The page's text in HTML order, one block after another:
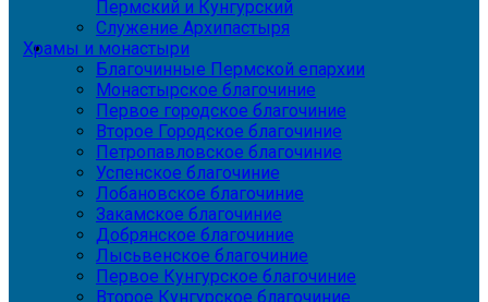
Пермский и Кунгурский
Служение Архипастыря
Храмы и монастыри
Благочинные Пермской епархии
Монастырское благочиние
Первое городское благочиние
Второе Городское благочиние
Петропавловское благочиние
Успенское благочиние
Лобановское благочиние
Закамское благочиние
Добрянское благочиние
Лысьвенское благочиние
Первое Кунгурское благочиние
Второе Кунгурское благочиние